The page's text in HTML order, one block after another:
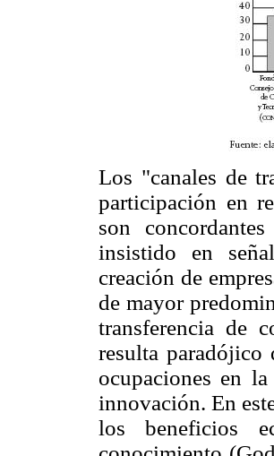
Los "canales de
participación en
son
insistido en
creación de
de mayor
transferencia de
resulta paradójico
ocupaciones en
innovación. En
los beneficios